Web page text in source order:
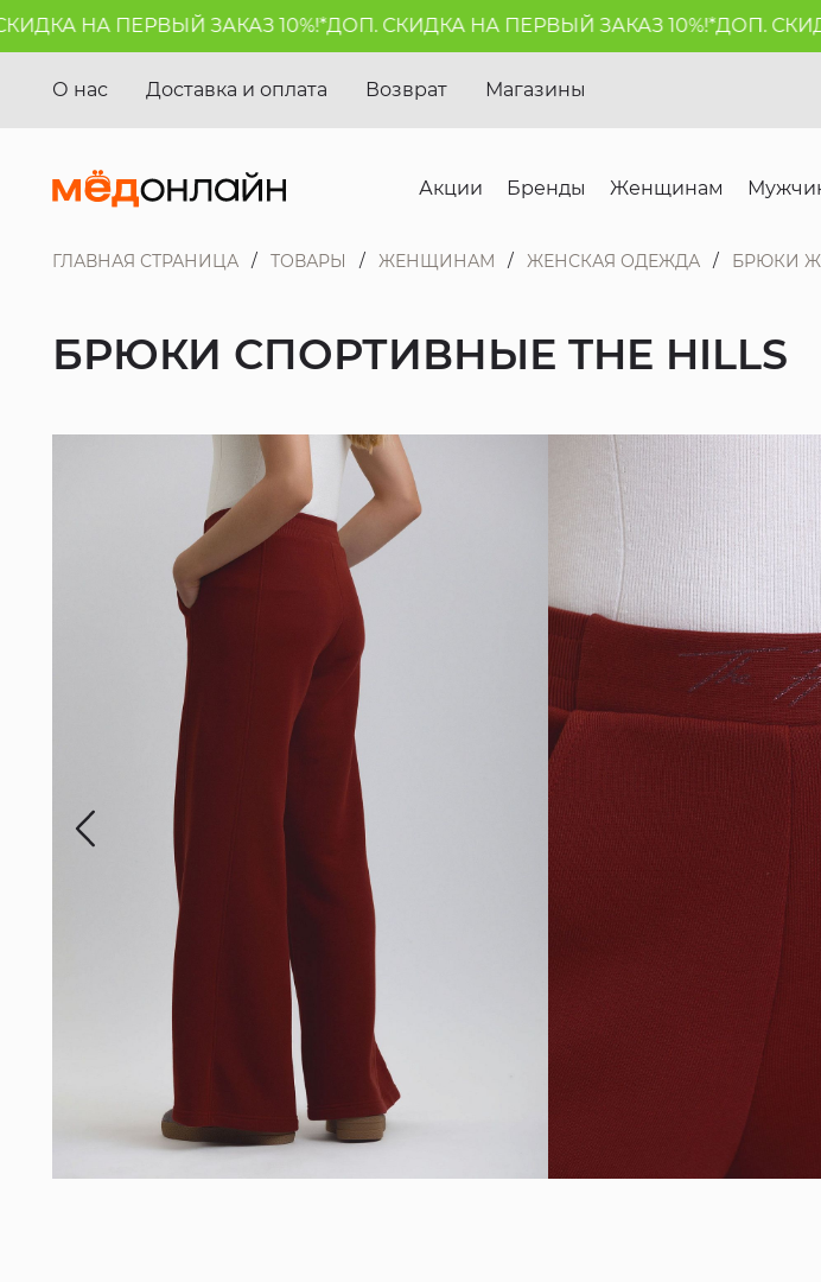
НА ПЕРВЫЙ ЗАКАЗ 10%!*ДОП. СКИДКА НА ПЕРВЫЙ ЗАКАЗ 10%!*ДОП. СКИДКА
О нас Доставка и оплата Возврат Магазины
Акции Бренды Женщинам
ГЛАВНАЯ СТРАНИЦА ТОВАРЫ ЖЕНЩИНАМ ЖЕНСКАЯ ОДЕЖДА БРЮКИ
БРЮКИ СПОРТИВНЫЕ THE HILLS